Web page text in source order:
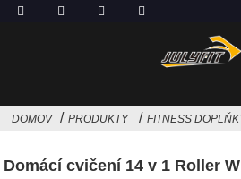
DOMOV PRODUKTY FITNESS
Domácí cvičení 14 v 1 Roller